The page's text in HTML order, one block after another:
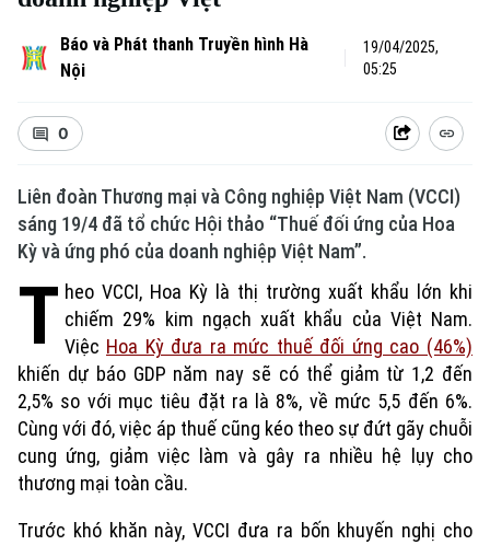
Báo và Phát thanh Truyền hình Hà
Nội
19/04/2025,
05:25
0
Liên đoàn Thương mại và Công nghiệp Việt Nam (VCCI)
sáng 19/4 đã tổ chức Hội thảo “Thuế đối ứng của Hoa
Kỳ và ứng phó của doanh nghiệp Việt Nam”.
T heo VCCI, Hoa Kỳ là thị trường xuất khẩu lớn khi
chiếm 29% kim ngạch xuất khẩu của Việt Nam.
Việc Hoa Kỳ đưa ra mức thuế đối ứng cao (46%)
khiến dự báo GDP năm nay sẽ có thể giảm từ 1,2 đến
2,5% so với mục tiêu đặt ra là 8%, về mức 5,5 đến 6%.
Cùng với đó, việc áp thuế cũng kéo theo sự đứt gãy chuỗi
cung ứng, giảm việc làm và gây ra nhiều hệ lụy cho
thương mại toàn cầu.
Trước khó khăn này, VCCI đưa ra bốn khuyến nghị cho